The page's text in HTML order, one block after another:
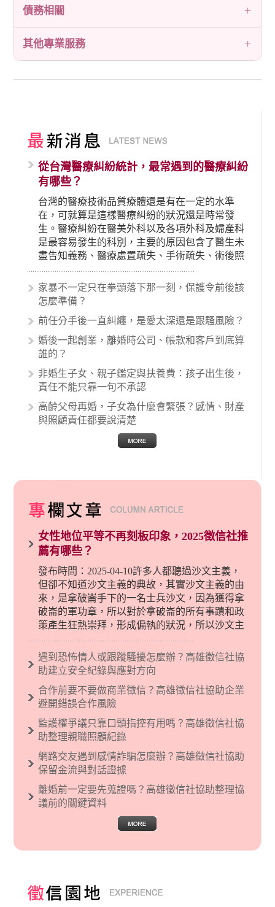
債務相關
其他專業服務
從台灣醫療糾紛統計，最常遇到的醫療糾紛
有哪些？
台灣的醫療技術品質療體還是有在一定的水準
在，可就算是這樣醫療糾紛的狀況還是時常發
生。醫療糾紛在醫美外科以及各項外科及婦產科
是最容易發生的科別，主要的原因包含了醫生未
盡告知義務、醫療處置疏失、手術疏失、術後照
顧失當、醫療費用的收取。雖然醫學進步，但醫
生與病患之間引起的糾紛還是經常發生。很多案
例中最後都走向訴訟流程，我們如果不幸遇到相
的內容其實非常多，有些案例…
家暴不一定只在拳頭落下那一刻，保護令前後該
怎麼準備？
前任分手後一直糾纏，是愛太深還是跟騷風險？
婚後一起創業，離婚時公司、帳款和客戶到底算
誰的？
非婚生子女、親子鑑定與扶養費：孩子出生後，
責任不能只靠一句不承認
高齡父母再婚，子女為什麼會緊張？感情、財產
與照顧責任都要說清楚
女性地位平等不再刻板印象，2025徵信社推
薦有哪些？
發布時間：2025-04-10許多人都聽過沙文主義，
但卻不知道沙文主義的典故，其實沙文主義的由
來，是拿破崙手下的一名士兵沙文，因為獲得拿
破崙的軍功章，所以對於拿破崙的所有事蹟和政
策產生狂熱崇拜，形成偏執的狀況，所以沙文主
義後來就被拿來暗指偏見和歧視，而且有沙文主
義傾向的人，通常對於自己的國家和民族有超強
烈的卓越感，因而瞧不起其他國家的人，所以沙
現了男性沙文…
遇到恐怖情人或跟蹤騷擾怎麼辦？高雄徵信社協
助建立安全紀錄與應對方向
合作前要不要做商業徵信？高雄徵信社協助企業
避開錯誤合作風險
監護權爭議只靠口頭指控有用嗎？高雄徵信社協
助整理親職照顧紀錄
網路交友遇到感情詐騙怎麼辦？高雄徵信社協助
保留金流與對話證據
離婚前一定要先蒐證嗎？高雄徵信社協助整理協
議前的關鍵資料